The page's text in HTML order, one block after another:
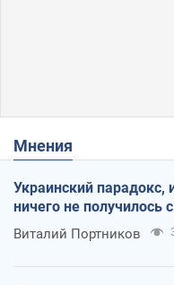
Мнения
Украинский парадокс,
ничего не получилось
Виталий Портников